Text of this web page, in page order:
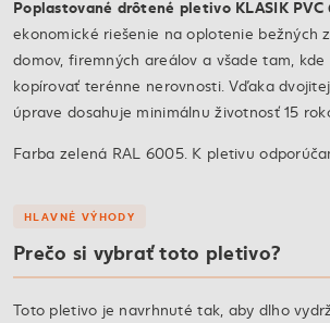
Poplastované drôtené pletivo KLASIK PVC
ekonomické riešenie na oplotenie bežných
domov, firemných areálov a všade tam,
kopírovať terénne nerovnosti. Vďaka
úprave dosahuje minimálnu životnosť 15
Farba zelená RAL 6005. K pletivu
HLAVNÉ VÝHODY
Prečo si vybrať toto pletivo?
Toto pletivo je navrhnuté tak, aby dlho